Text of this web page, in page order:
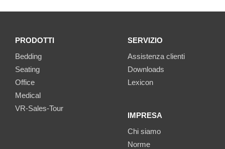
PRODOTTI
Bedding
Seating
Office
Medical
VR-Sales-Tour
SERVIZIO
Assistenza clienti
Downloads
Lexicon
IMPRESA
Chi siamo
Norme